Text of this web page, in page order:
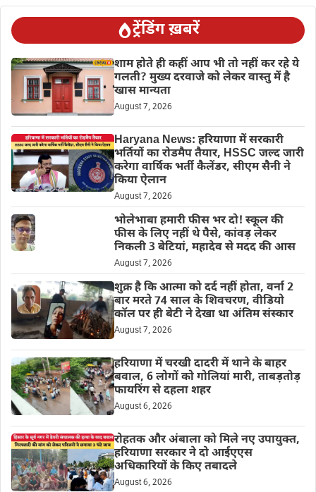
ट्रेंडिंग ख़बरें
शाम होते ही कहीं आप भी तो नहीं कर रहे ये
गलती? मुख्य दरवाजे को लेकर वास्तु में है
खास मान्यता
August 7, 2026
Haryana News: हरियाणा में सरकारी
भर्तियों का रोडमैप तैयार, HSSC जल्द जारी
करेगा वार्षिक भर्ती कैलेंडर, सीएम सैनी ने
किया ऐलान
August 7, 2026
भोलेभाबा हमारी फीस भर दो! स्कूल की
फीस के लिए नहीं थे पैसे, कांवड़ लेकर
निकली 3 बेटियां, महादेव से मदद की आस
August 7, 2026
शुक्र है कि आत्मा को दर्द नहीं होता, वर्ना 2
बार मरते 74 साल के शिवचरण, वीडियो
कॉल पर ही बेटी ने देखा था अंतिम संस्कार
August 7, 2026
हरियाणा में चरखी दादरी में थाने के बाहर
बवाल, 6 लोगों को गोलियां मारी, ताबड़तोड़
फायरिंग से दहला शहर
August 6, 2026
रोहतक और अंबाला को मिले नए उपायुक्त,
हरियाणा सरकार ने दो आईएएस
अधिकारियों के किए तबादले
August 6, 2026